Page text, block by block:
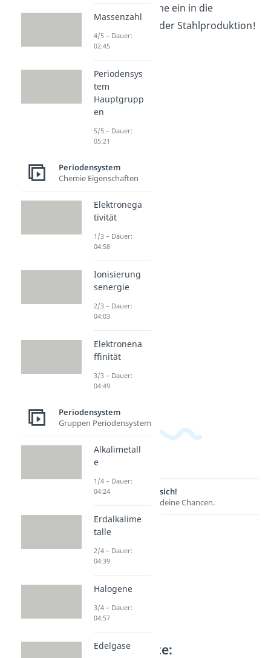
eingegangen. Tauche ein in die
faszinierende Welt der Stahlproduktion!
Lernen lohnt sich!
Entdecke hier deine Chancen.
Weitere Inhalte:
Massenzahl
4/5 – Dauer:
02:45
Periodensys
tem
Hauptgrupp
en
5/5 – Dauer:
05:21
Periodensystem
Chemie Eigenschaften
Elektronega
tivität
1/3 – Dauer:
04:58
Ionisierung
senergie
2/3 – Dauer:
04:03
Elektronena
ffinität
3/3 – Dauer:
04:49
Periodensystem
Gruppen Periodensystem
Alkalimetall
e
1/4 – Dauer:
04:24
Erdalkalime
talle
2/4 – Dauer:
04:39
Halogene
3/4 – Dauer:
04:57
Edelgase